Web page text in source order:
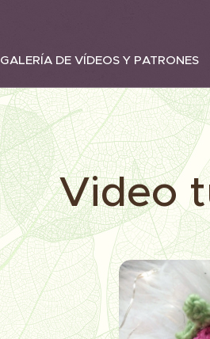
GALERÍA DE VÍDEOS Y PATRONES
Video